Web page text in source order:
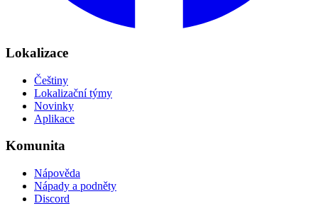
Lokalizace
Češtiny
Lokalizační týmy
Novinky
Aplikace
Komunita
Nápověda
Nápady a podněty
Discord